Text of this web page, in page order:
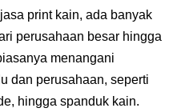
print kain, ada banyak
perusahaan besar hingga
menangani
dan perusahaan, seperti
hingga spanduk kain.